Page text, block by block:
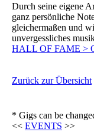
Durch seine eigene
ganz persönliche
gleichermaßen und
unvergessliches
HALL OF FAME >
Zurück zur Übersicht
* Gigs can be
<< EVENTS >>